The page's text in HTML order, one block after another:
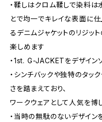
・鞣しはクロム鞣しで染料
とで均一でキレイな表面に
るデニムジャケットのリジッ
楽しめます
・1st. G-JACKETをデザイン
・シンチバックや独特のタッ
さを踏まえており、
ワークウェアとして人気を博
・当時の無駄のないデザイ